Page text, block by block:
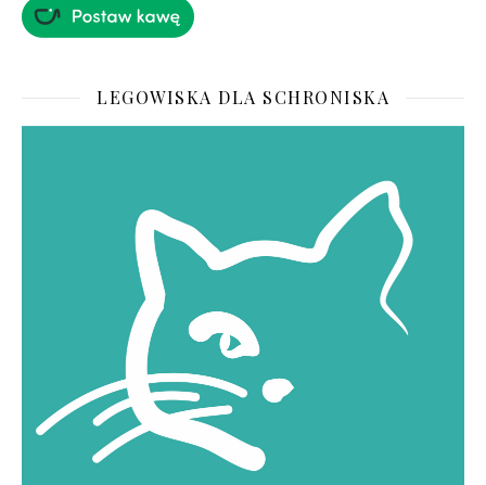
LEGOWISKA DLA SCHRONISKA